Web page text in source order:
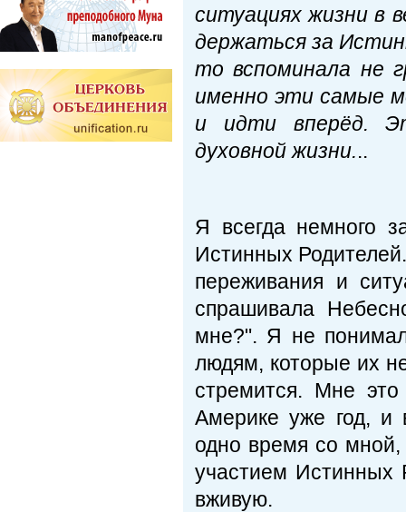
ситуациях жизни в
держаться за
то вспоминала не
именно эти самые
и идти вперёд.
духовной жизни...
Я всегда немного
Истинных
переживания и
спрашивала
мне?". Я не
людям, которые их
стремится. Мне
Америке уже год, и
одно время со
участием Истинных
вживую.